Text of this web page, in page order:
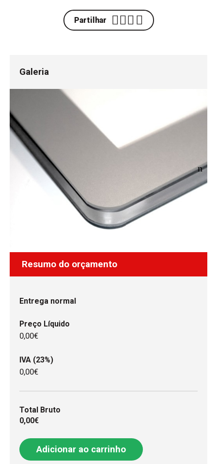
Partilhar
Galeria
Resumo do orçamento
Entrega normal
Preço Líquido
0,00€
IVA (23%)
0,00€
Total Bruto
0,00€
Adicionar ao carrinho